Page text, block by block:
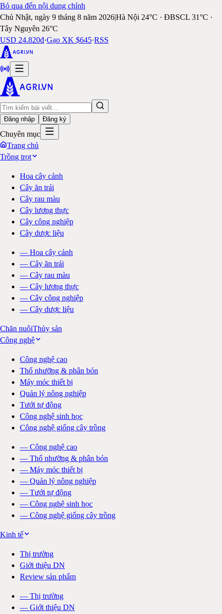
Bỏ qua đến nội dung chính
Chủ Nhật, ngày 9 tháng 8 năm 2026|Hà Nội 24°C · ĐBSCL 31°C ·
Tây Nguyên 26°C
USD 24.820đ·Gạo XK $645·RSS
Đăng nhập Đăng ký
Chuyên mục
Trang chủ
Trồng trọt
Hoa cây cảnh
Cây ăn trái
Cây rau màu
Cây lương thực
Cây công nghiệp
Cây dược liệu
— Hoa cây cảnh
— Cây ăn trái
— Cây rau màu
— Cây lương thực
— Cây công nghiệp
— Cây dược liệu
Chăn nuôiThủy sản
Công nghệ
Công nghệ cao
Thổ nhưỡng & phân bón
Máy móc thiết bị
Quản lý nông nghiệp
Tưới tự động
Công nghệ sinh học
Công nghệ giống cây trồng
— Công nghệ cao
— Thổ nhưỡng & phân bón
— Máy móc thiết bị
— Quản lý nông nghiệp
— Tưới tự động
— Công nghệ sinh học
— Công nghệ giống cây trồng
Kinh tế
Thị trường
Giới thiệu DN
Review sản phẩm
— Thị trường
— Giới thiệu DN